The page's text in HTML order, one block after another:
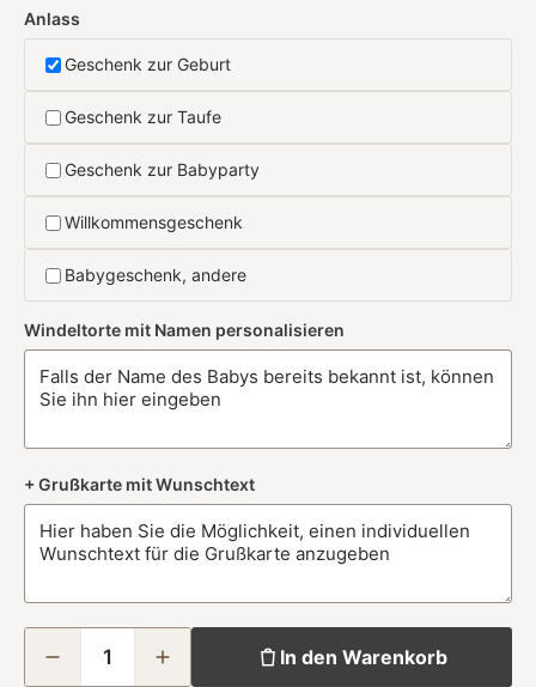
Anlass
Geschenk zur Geburt
Geschenk zur Taufe
Geschenk zur Babyparty
Willkommensgeschenk
Babygeschenk, andere
Windeltorte mit Namen personalisieren
+ Grußkarte mit Wunschtext
In den Warenkorb